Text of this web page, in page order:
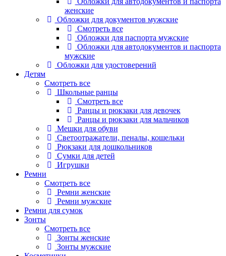
женские
Обложки для документов мужские
Смотреть все
Обложки для паспорта мужские
Обложки для автодокументов и паспорта
мужские
Обложки для удостоверений
Детям
Смотреть все
Школьные ранцы
Смотреть все
Ранцы и рюкзаки для девочек
Ранцы и рюкзаки для мальчиков
Мешки для обуви
Светоотражатели, пеналы, кошельки
Рюкзаки для дошкольников
Сумки для детей
Игрушки
Ремни
Смотреть все
Ремни женские
Ремни мужские
Ремни для сумок
Зонты
Смотреть все
Зонты женские
Зонты мужские